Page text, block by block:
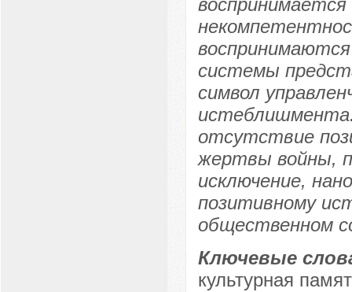
системы
символ
отсутствие
жертвы войны,
исключение,
позитивному
общественном
Ключевые
культурная